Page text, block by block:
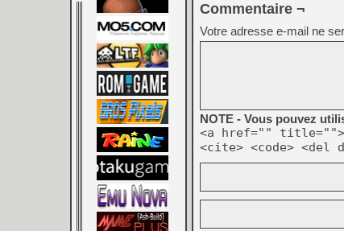
Commentaire ¬
Votre adresse e-mail ne
NOTE - Vous pouvez
<a href="" title="">
<cite> <code> <del